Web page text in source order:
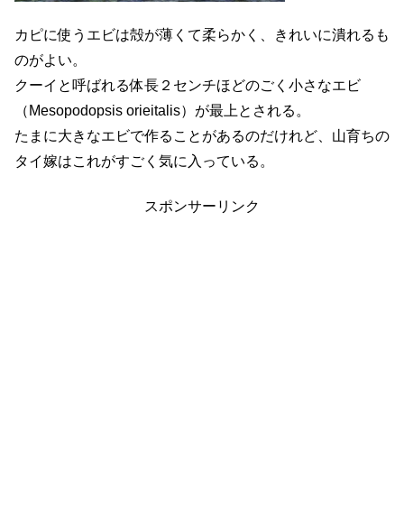
カピに使うエビは殻が薄くて柔らかく、きれいに潰れるも
のがよい。
クーイと呼ばれる体長２センチほどのごく小さなエビ
（Mesopodopsis orieitalis）が最上とされる。
たまに大きなエビで作ることがあるのだけれど、山育ちの
タイ嫁はこれがすごく気に入っている。
スポンサーリンク